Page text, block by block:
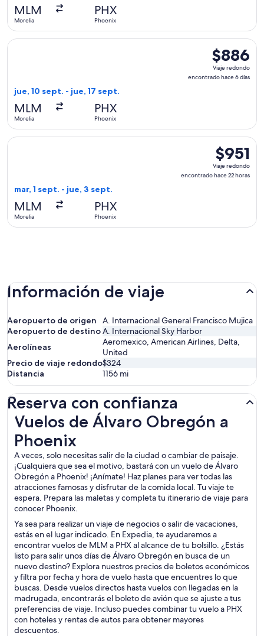
MLM
Morelia
PHX
Phoenix
$886
Viaje
redondo,
$886
Viaje redondo
encontrado hace 6 días
jue, 10 sept. - jue, 17 sept.
MLM
Morelia
PHX
Phoenix
Seleccionar vuelo de Aeromexico, con salida el jue, 10
$951
Viaje
redondo,
$951
Viaje redondo
encontrado hace 22 horas
mar, 1 sept. - jue, 3 sept.
MLM
Morelia
PHX
Phoenix
Seleccionar vuelo de Delta, con salida el mar, 1 sept.
Información de viaje
Aeropuerto de origen
A. Internacional General Francisco Mujica
Aeropuerto de destinoA. Internacional Sky Harbor
Aerolíneas
Aeromexico, American Airlines, Delta,
United
Precio de viaje redondo$324
Distancia
1156 mi
Reserva con confianza
Vuelos de Álvaro Obregón a
Phoenix
A veces, solo necesitas salir de la ciudad o cambiar de paisaje.
¡Cualquiera que sea el motivo, bastará con un vuelo de Álvaro
Obregón a Phoenix! ¡Anímate! Haz planes para ver todas las
atracciones famosas y disfrutar de la comida local. Tu viaje te
espera. Prepara las maletas y completa tu itinerario de viaje para
conocer Phoenix.
Ya sea para realizar un viaje de negocios o salir de vacaciones,
estás en el lugar indicado. En Expedia, te ayudaremos a
encontrar vuelos de MLM a PHX al alcance de tu bolsillo. ¿Estás
listo para salir unos días de Álvaro Obregón en busca de un
nuevo destino? Explora nuestros precios de boletos económicos
y filtra por fecha y hora de vuelo hasta que encuentres lo que
buscas. Desde vuelos directos hasta vuelos con llegadas en la
madrugada, encontrarás el boleto de avión que se ajuste a tus
preferencias de viaje. Incluso puedes combinar tu vuelo a PHX
con hoteles y rentas de autos para obtener mayores
descuentos.
Vuelos de Álvaro Obregón a Phoenix